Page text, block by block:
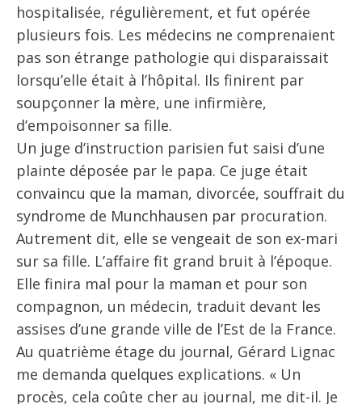
hospitalisée, régulièrement, et fut opérée
plusieurs fois. Les médecins ne comprenaient
pas son étrange pathologie qui disparaissait
lorsqu’elle était à l’hôpital. Ils finirent par
soupçonner la mère, une infirmière,
d’empoisonner sa fille.
Un juge d’instruction parisien fut saisi d’une
plainte déposée par le papa. Ce juge était
convaincu que la maman, divorcée, souffrait du
syndrome de Munchhausen par procuration.
Autrement dit, elle se vengeait de son ex-mari
sur sa fille. L’affaire fit grand bruit à l’époque.
Elle finira mal pour la maman et pour son
compagnon, un médecin, traduit devant les
assises d’une grande ville de l’Est de la France.
Au quatrième étage du journal, Gérard Lignac
me demanda quelques explications. « Un
procès, cela coûte cher au journal, me dit-il. Je